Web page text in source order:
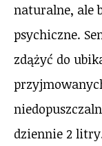
naturalne, ale
psychiczne.
zdążyć do
dziennie 2